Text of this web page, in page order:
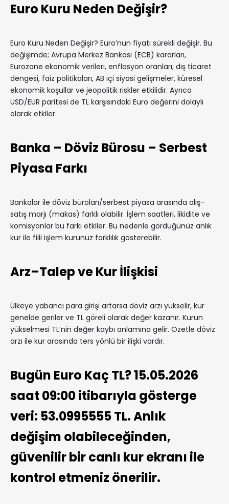
Euro Kuru Neden Değişir?
Euro Kuru Neden Değişir? Euro’nun fiyatı sürekli değişir. Bu
değişimde; Avrupa Merkez Bankası (ECB) kararları,
Eurozone ekonomik verileri, enflasyon oranları, dış ticaret
dengesi, faiz politikaları, AB içi siyasi gelişmeler, küresel
ekonomik koşullar ve jeopolitik riskler etkilidir. Ayrıca
USD/EUR paritesi de TL karşısındaki Euro değerini dolaylı
olarak etkiler.
Banka – Döviz Bürosu – Serbest
Piyasa Farkı
Bankalar ile döviz büroları/serbest piyasa arasında alış–
satış marjı (makas) farklı olabilir. İşlem saatleri, likidite ve
komisyonlar bu farkı etkiler. Bu nedenle gördüğünüz anlık
kur ile fiili işlem kurunuz farklılık gösterebilir.
Arz–Talep ve Kur İlişkisi
Ülkeye yabancı para girişi artarsa döviz arzı yükselir, kur
genelde geriler ve TL göreli olarak değer kazanır. Kurun
yükselmesi TL’nin değer kaybı anlamına gelir. Özetle döviz
arzı ile kur arasında ters yönlü bir ilişki vardır.
Bugün Euro Kaç TL? 15.05.2026
saat 09:00 itibarıyla gösterge
veri: 53.0995555 TL. Anlık
değişim olabileceğinden,
güvenilir bir canlı kur ekranı ile
kontrol etmeniz önerilir.